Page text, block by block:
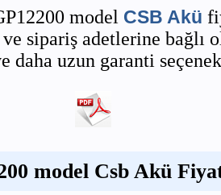
model CSB Akü
sipariş adetlerine bağlı
daha uzun garanti
model Csb Akü